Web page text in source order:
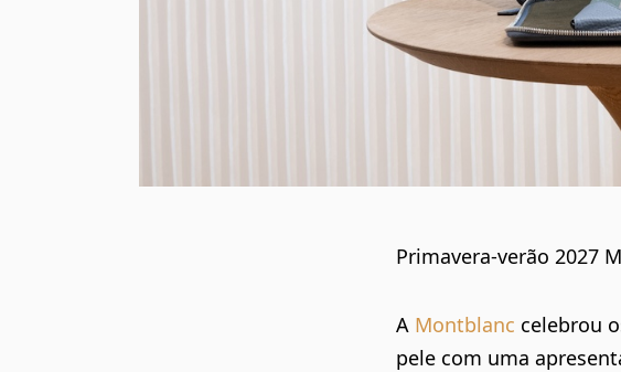
Primavera-verão 2027
A Montblanc celebrou
pele com uma